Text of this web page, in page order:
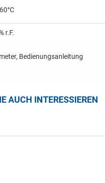
r.F.
Bedienungsanleitung
AUCH INTERESSIEREN